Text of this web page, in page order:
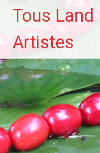
Tous Land
Artistes